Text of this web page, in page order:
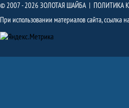
© 2007 - 2026 ЗОЛОТАЯ ШАЙБА | ПОЛИТИКА
При использовании материалов сайта, ссылка